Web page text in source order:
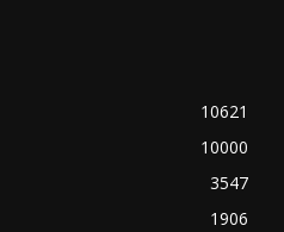
10621
10000
3547
1906